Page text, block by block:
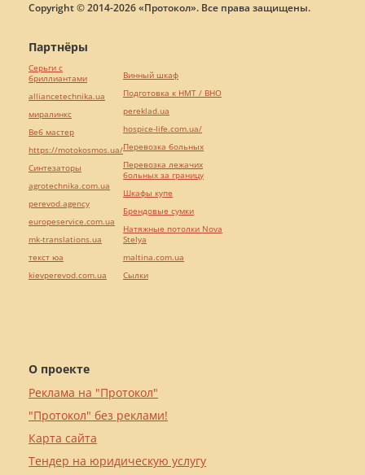
Copyright © 2014-2026 «Протокол». Все права защищены.
О проекте
Реклама на "Протокол"
"Протокол" без реклами!
Карта сайта
Тендер на юридическую услугу
Партнёры
Серьги с
бриллиантами
alliancetechnika.ua
миралинкс
Веб мастер
https://motokosmos.ua/
Синтезаторы
agrotechnika.com.ua
perevod.agency
europeservice.com.ua
mk-translations.ua
текст юа
kievperevod.com.ua
Винный шкаф
Подготовка к НМТ / ВНО
pereklad.ua
hospice-life.com.ua/
Перевозка больных
Перевозка лежачих
больных за границу
Шкафы купе
Брендовые сумки
Натяжные потолки Nova
Stelya
maltina.com.ua
Cылки